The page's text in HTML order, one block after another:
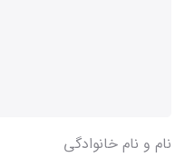
نام و نام خانوادگی